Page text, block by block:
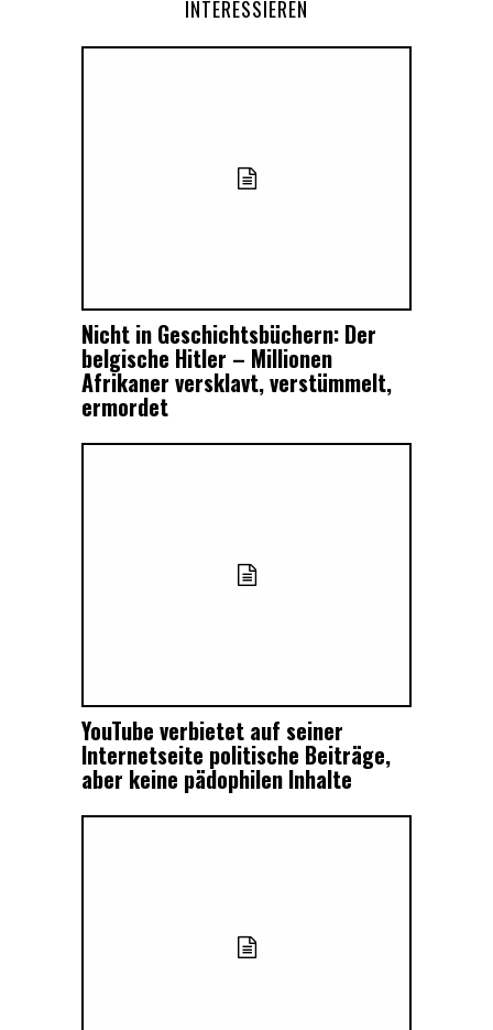
INTERESSIEREN
Nicht in Geschichtsbüchern: Der
belgische Hitler – Millionen
Afrikaner versklavt, verstümmelt,
ermordet
YouTube verbietet auf seiner
Internetseite politische Beiträge,
aber keine pädophilen Inhalte